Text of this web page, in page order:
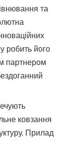
та
робить його
партнером
ковзання
Прилад